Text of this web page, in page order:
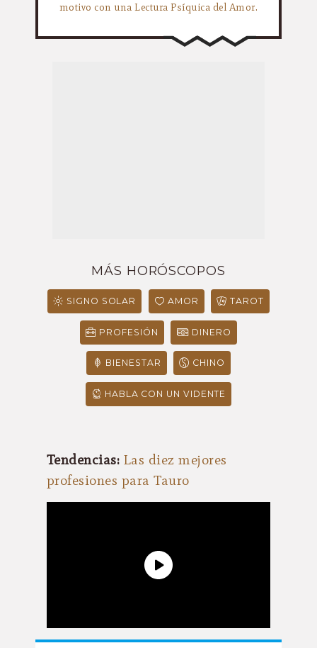
motivo con una Lectura Psíquica del Amor.
MÁS HORÓSCOPOS
SIGNO SOLAR AMOR TAROT
PROFESIÓN DINERO
BIENESTAR CHINO
HABLA CON UN VIDENTE
Tendencias: Las diez mejores
profesiones para Tauro